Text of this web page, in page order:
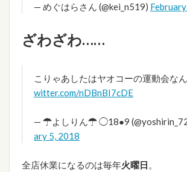
— めぐはらさん (@kei_n519)
ざわざわ……
こりゃあしたはヤオコーの運動会なん
witter.com/nDBnBI7cDE
— ☂よしりん☂ ◯18●9
ary 5, 2018
全店休業になるのは毎年火曜日 。